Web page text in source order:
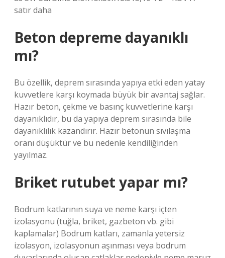
satır daha
Beton depreme dayanıklı
mı?
Bu özellik, deprem sırasında yapıya etki eden yatay
kuvvetlere karşı koymada büyük bir avantaj sağlar.
Hazır beton, çekme ve basınç kuvvetlerine karşı
dayanıklıdır, bu da yapıya deprem sırasında bile
dayanıklılık kazandırır. Hazır betonun sıvılaşma
oranı düşüktür ve bu nedenle kendiliğinden
yayılmaz.
Briket rutubet yapar mı?
Bodrum katlarının suya ve neme karşı içten
izolasyonu (tuğla, briket, gazbeton vb. gibi
kaplamalar) Bodrum katları, zamanla yetersiz
izolasyon, izolasyonun aşınması veya bodrum